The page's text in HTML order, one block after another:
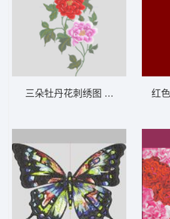
三朵牡丹
红